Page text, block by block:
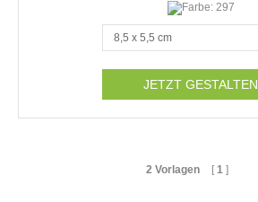
JETZT GESTALTEN
2 Vorlagen [ 1 ]